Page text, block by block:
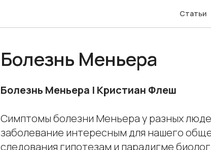
Статьи
Болезнь Меньера
Болезнь Меньера | Кристиан Флеш
Симптомы болезни Меньера у разных
заболевание интересным для нашего
следования гипотезам и парадигме